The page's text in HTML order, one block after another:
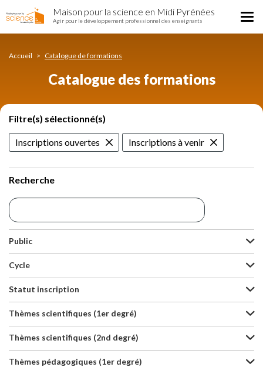
Catalogue
des
au
Maison pour la science en Midi Pyrénées
Agir pour le développement professionnel des enseignants
Accueil Catalogue de formations
Catalogue des formations
Filtre(s) sélectionné(s)
Inscriptions ouvertes Inscriptions à venir
Recherche
Public
Cycle
Statut inscription
Thèmes scientifiques (1er degré)
Thèmes scientifiques (2nd degré)
Thèmes pédagogiques (1er degré)